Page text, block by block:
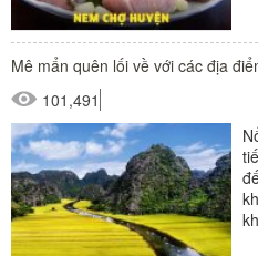
Mê mẩn quên lối về với các địa
101,491